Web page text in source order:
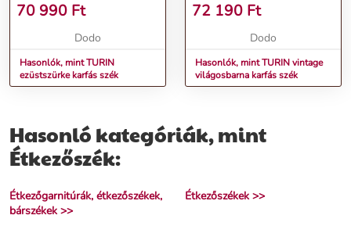
70 990 Ft
Dodo
Hasonlók, mint TURIN
ezüstszürke karfás szék
72 190 Ft
Dodo
Hasonlók, mint TURIN vintage
világosbarna karfás szék
Hasonló kategóriák, mint
Étkezőszék:
Étkezőgarnitúrák, étkezőszékek,
bárszékek >>
Étkezőszékek >>